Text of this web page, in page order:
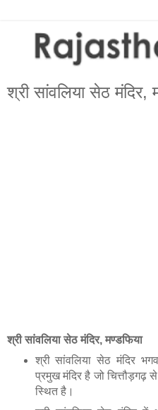
श्री सांवलिया सेठ मंदिर,
श्री सांवलिया सेठ मंदिर, मण्डफिया
श्री सांवलिया सेठ मंदिर
प्रमुख मंदिर है जो चित्तौड़गढ़
स्थित है।